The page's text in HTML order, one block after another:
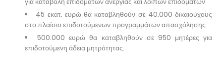
45 εκατ. ευρώ θα καταβληθούν σε 40.000 δικαιούχους
στο πλαίσιο επιδοτούμενων προγραμμάτων απασχόλησης
500.000 ευρώ θα καταβληθούν σε 950 μητέρες για
επιδοτούμενη άδεια μητρότητας.